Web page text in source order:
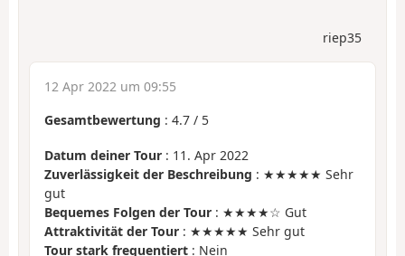
riep35
12 Apr 2022 um 09:55
Gesamtbewertung : 4.7 / 5
Datum deiner Tour : 11. Apr 2022
Zuverlässigkeit der Beschreibung : ★★★★★ Sehr
gut
Bequemes Folgen der Tour : ★★★★☆ Gut
Attraktivität der Tour : ★★★★★ Sehr gut
Tour stark frequentiert : Nein